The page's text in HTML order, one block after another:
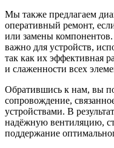
Мы также предлагаем
оперативный ремонт,
или замены
важно для устройств,
так как их эффективная
и слаженности всех
Обратившись к нам, вы
сопровождение,
устройствами. В
надёжную вентиляцию,
поддержание